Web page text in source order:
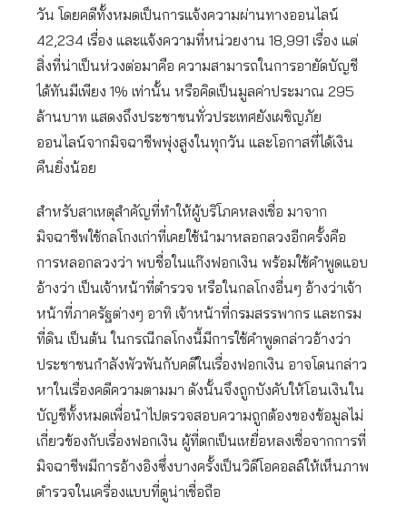
วัน โดยคดีทั้งหมดเป็นการแจ้งความผ่านทางออนไลน์
42,234 เรื่อง และแจ้งความที่หน่วยงาน 18,991 เรื่อง แต่
สิ่งที่น่าเป็นห่วงต่อมาคือ ความสามารถในการอายัดบัญชี
ได้ทันมีเพียง 1% เท่านั้น หรือคิดเป็นมูลค่าประมาณ 295
ล้านบาท แสดงถึงประชาชนทั่วประเทศยังเผชิญภัย
ออนไลน์จากมิจฉาชีพพุ่งสูงในทุกวัน และโอกาสที่ได้เงิน
คืนยิ่งน้อย
สำหรับสาเหตุสำคัญที่ทำให้ผู้บริโภคหลงเชื่อ มาจาก
มิจฉาชีพใช้กลโกงเก่าที่เคยใช้นำมาหลอกลวงอีกครั้งคือ
การหลอกลวงว่า พบชื่อในแก๊งฟอกเงิน พร้อมใช้คำพูดแอบ
อ้างว่า เป็นเจ้าหน้าที่ตำรวจ หรือในกลโกงอื่นๆ อ้างว่าเจ้า
หน้าที่ภาครัฐต่างๆ อาทิ เจ้าหน้าที่กรมสรรพากร และกรม
ที่ดิน เป็นต้น ในกรณีกลโกงนี้มีการใช้คำพูดกล่าวอ้างว่า
ประชาชนกำลังพัวพันกับคดีในเรื่องฟอกเงิน อาจโดนกล่าว
หาในเรื่องคดีความตามมา ดังนั้นจึงถูกบังคับให้โอนเงินใน
บัญชีทั้งหมดเพื่อนำไปตรวจสอบความถูกต้องของข้อมูลไม่
เกี่ยวข้องกับเรื่องฟอกเงิน ผู้ที่ตกเป็นเหยื่อหลงเชื่อจากการที่
มิจฉาชีพมีการอ้างอิงซึ่งบางครั้งเป็นวิดีโอคอลล์ให้เห็นภาพ
ตำรวจในเครื่องแบบที่ดูน่าเชื่อถือ